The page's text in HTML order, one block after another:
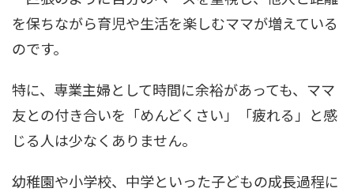
を保ちながら育児や生活を楽しむママが増えている
のです。
特に、専業主婦として時間に余裕があっても、ママ
友との付き合いを「めんどくさい」「疲れる」と感
じる人は少なくありません。
幼稚園や小学校、中学といった子どもの成長過程に